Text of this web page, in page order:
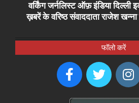
वर्किंग जर्नलिस्ट ऑफ़ इंडिया दिल्ली
ख़बरें के वरिष्ठ संवाददाता राजेश
फॉलो करें